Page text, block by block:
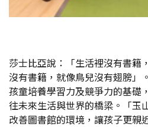
莎士比亞說：「生活裡沒有書籍
沒有書籍，就像鳥兒沒有翅膀」
孩童培養學習力及競爭力的基礎
往未來生活與世界的橋梁。「玉
改善圖書館的環境，讓孩子更親